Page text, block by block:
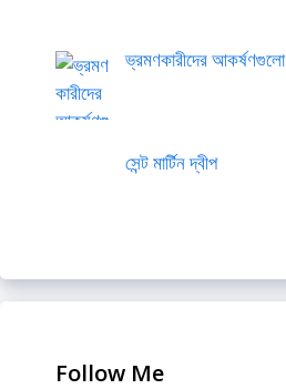
ভ্রমণকারীদের আকর্ষণগুলো
সেন্ট মার্টিন দ্বীপ
Follow Me